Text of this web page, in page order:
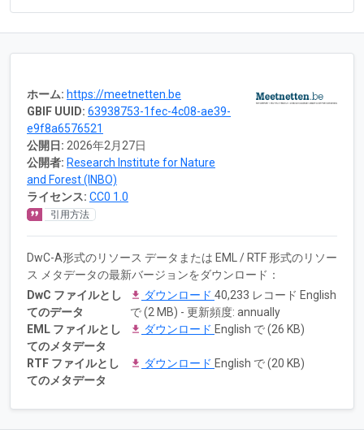
ホーム: https://meetnetten.be
GBIF UUID: 63938753-1fec-4c08-ae39-
e9f8a6576521
公開日: 2026年2月27日
公開者: Research Institute for Nature
and Forest (INBO)
ライセンス: CC0 1.0
引用方法
DwC-A形式のリソース データまたは EML / RTF 形式のリソー
ス メタデータの最新バージョンをダウンロード：
DwC ファイルとし
てのデータ
ダウンロード 40,233 レコード English
で (2 MB) - 更新頻度: annually
EML ファイルとし
てのメタデータ
ダウンロード English で (26 KB)
RTF ファイルとし
てのメタデータ
ダウンロード English で (20 KB)